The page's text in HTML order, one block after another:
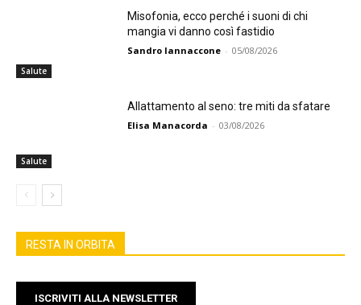
Salute
Misofonia, ecco perché i suoni di chi
mangia vi danno così fastidio
Sandro Iannaccone - 05/08/2026
Salute
Allattamento al seno: tre miti da sfatare
Elisa Manacorda - 03/08/2026
RESTA IN ORBITA
ISCRIVITI ALLA NEWSLETTER